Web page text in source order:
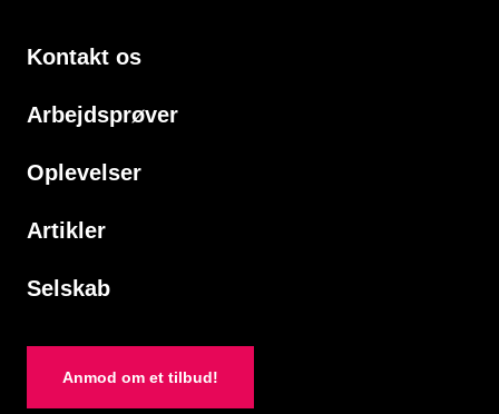
Kontakt os
Arbejdsprøver
Oplevelser
Artikler
Selskab
Anmod om et tilbud!